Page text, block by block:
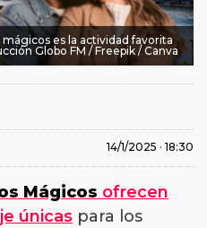
es la actividad favorita
Globo FM / Freepik / Canva
14/1/2025 · 18:30
Mágicos ofrecen
únicas para los